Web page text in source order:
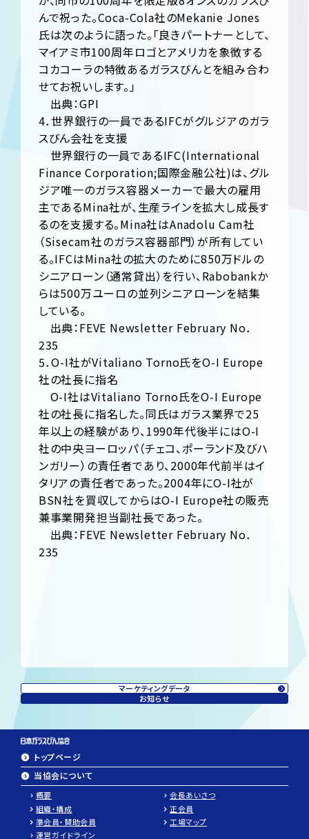
んで祝った。Coca-Cola社のMekanie Jones
氏は次のように語った。「良きパートナーとして、
マイアミ市100周年ロゴとアメリカを象徴する
コカコーラの特徴あるガラスびんとを組み合わ
せてお祝いします。」
出典：GPI
4．世界銀行の一員であるIFCがグルジアのガラ
スびん会社を支援
世界銀行の一員であるIFC(International
Finance Corporation;国際金融公社)は、グル
ジア唯一のガラス容器メーカーで最大の雇用
主であるMina社が、生産ラインを拡大し成長す
るのを支援する。Mina社はAnadolu Cam社
（Sisecam社のガラス容器部門）が所有してい
る。IFCはMina社の拡大のために850万ドルの
シニアローン（通常貸出）を行い、Rabobankか
らは500万ユーロの並列シニアローンを結集
している。
出典：FEVE Newsletter February No．
235
5．O-I社がVitaliano Torno氏をO-I Europe
社の社長に指名
O-I社はVitaliano Torno氏をO-I Europe
社の社長に指名した。同氏はガラス業界で25
年以上の経験があり、1990年代後半にはO-I
社の中央ヨーロッパ（チェコ、ポーランド及びハ
ンガリー）の責任者であり、2000年代前半はイ
タリアの責任者であった。2004年にO-I社が
BSN社を買収してからはO-I Europe社の販売
兼事業開発担当副社長であった。
出典：FEVE Newsletter February No．
235
マーケティングデータ
お知らせ
トップページ
当協会について
概要
会長あいさつ
組織・構成
正会員
準会員・賛助会員
工場マップ
運営ガイドライン